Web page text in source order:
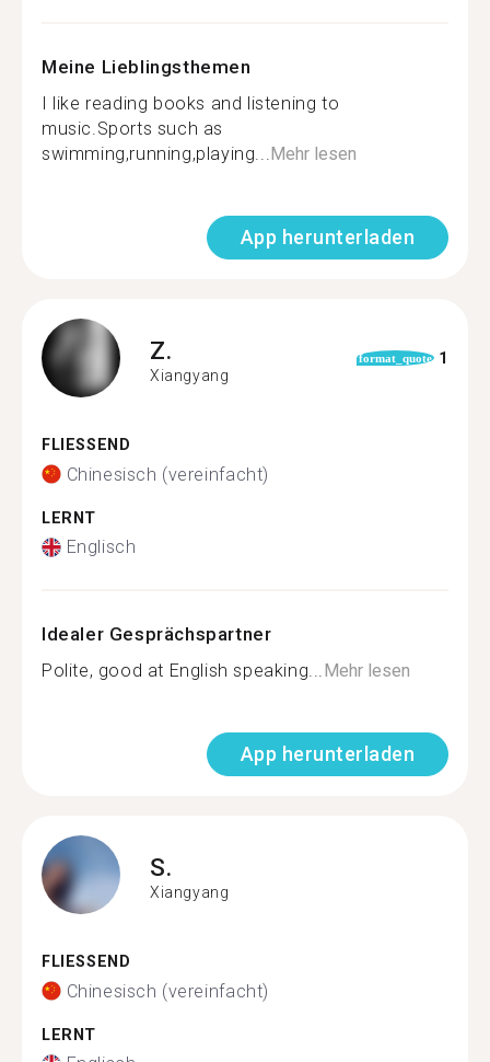
Meine Lieblingsthemen
I like reading books and listening to
music.Sports such as
swimming,running,playing...Mehr lesen
App herunterladen
Z.
Xiangyang
format_quote 1
FLIESSEND
Chinesisch (vereinfacht)
LERNT
Englisch
Idealer Gesprächspartner
Polite, good at English speaking...Mehr lesen
App herunterladen
S.
Xiangyang
FLIESSEND
Chinesisch (vereinfacht)
LERNT